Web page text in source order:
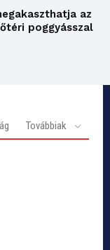
az
poggyásszal
Továbbiak